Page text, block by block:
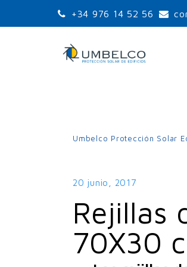
+34 976 14 52 56
LAMAS ORIENTABLES
UPO-250
LAMAS ORIENTABLES
Umbelco Protección Solar
20 junio, 2017
Rejillas
70X30